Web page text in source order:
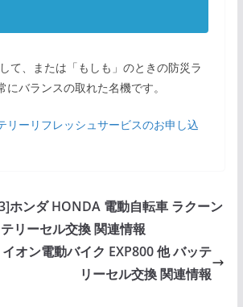
て、または「もしも」のときの防災ラ
にバランスの取れた名機です。
リーリフレッシュサービスのお申し込
ホンダ HONDA 電動自転車 ラクーン
リーセル交換 関連情報
オン電動バイク EXP800 他 バッテ
リーセル交換 関連情報